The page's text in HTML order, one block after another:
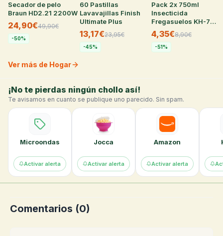
Secador de pelo
Braun HD2.21 2200W
24,90€49,90€
-50%
60 Pastillas
Lavavajillas Finish
Ultimate Plus
13,17€23,95€
-45%
Pack 2x 750ml
Insecticida
Fregasuelos KH-7
Desic
4,35€8,90€
-51%
Ver más de Hogar
¡No te pierdas ningún chollo así!
Te avisamos en cuanto se publique uno parecido. Sin spam.
Microondas
Activar alerta
Jocca
Activar alerta
Amazon
Activar alerta
Comentarios (0)